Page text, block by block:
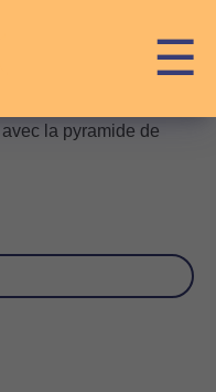
☰
la pyramide de